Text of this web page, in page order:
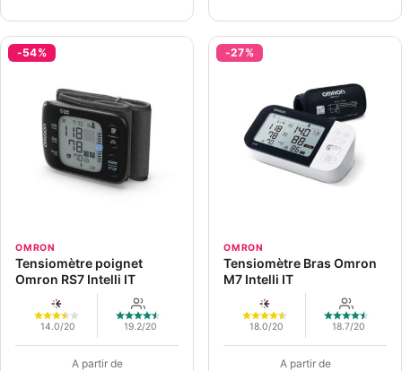
-54%
OMRON
Tensiomètre poignet
Omron RS7 Intelli IT
14.0/20 19.2/20
A partir de
-27%
OMRON
Tensiomètre Bras Omron
M7 Intelli IT
18.0/20 18.7/20
A partir de